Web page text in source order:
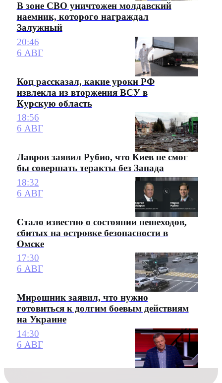
В зоне СВО уничтожен молдавский
наемник, которого награждал
Залужный
20:46
6 АВГ
Коц рассказал, какие уроки РФ
извлекла из вторжения ВСУ в
Курскую область
18:56
6 АВГ
Лавров заявил Рубио, что Киев не смог
бы совершать теракты без Запада
18:32
6 АВГ
Стало известно о состоянии пешеходов,
сбитых на островке безопасности в
Омске
17:30
6 АВГ
Мирошник заявил, что нужно
готовиться к долгим боевым действиям
на Украине
14:30
6 АВГ